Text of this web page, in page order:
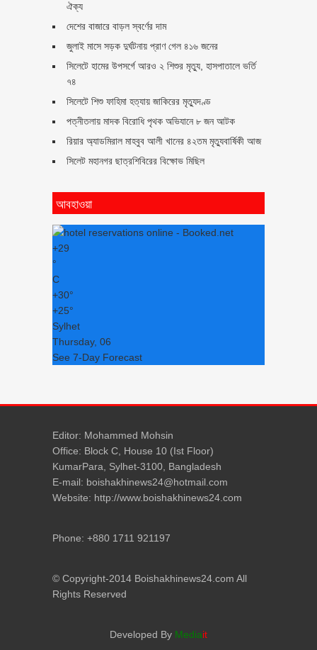
ঐক্য
দেশের বাজারে বাড়ল স্বর্ণের দাম
জুলাই মাসে সড়ক দুর্ঘটনায় প্রাণ গেল ৪১৬ জনের
সিলেটে হামের উপসর্গে আরও ২ শিশুর মৃত্যু, হাসপাতালে ভর্তি
৭৪
সিলেটে শিশু ফাহিমা হত্যায় জাকিরের মৃত্যুদণ্ড
পত্নীতলায় মাদক বিরোধি পৃথক অভিযানে ৮ জন আটক
রিয়ার অ্যাডমিরাল মাহবুব আলী খানের ৪২তম মৃত্যুবার্ষিকী আজ
সিলেট মহানগর ছাত্রশিবিরের বিক্ষোভ মিছিল
আবহাওয়া
+29
°
C
+30°
+25°
Sylhet
Thursday, 06
See 7-Day Forecast
Editor: Mohammed Mohsin
Office: Block C, House 10 (Ist Floor)
KumarPara, Sylhet-3100, Bangladesh
E-mail: boishakhinews24@hotmail.com
Website: http://www.boishakhinews24.com
Phone: +880 1711 921197
© Copyright-2014 Boishakhinews24.com All
Rights Reserved
Developed By Mediait